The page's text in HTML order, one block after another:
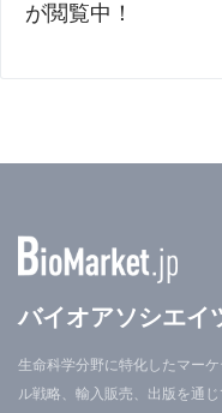
が閲覧中！
バイオアソシエイ
生命科学分野に特化したマー
ル戦略、輸入販売、出版を通